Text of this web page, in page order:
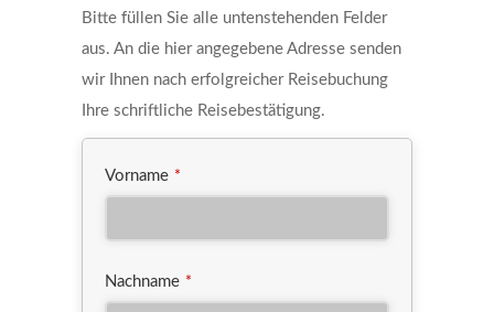
Bitte füllen Sie alle untenstehenden Felder
aus. An die hier angegebene Adresse senden
wir Ihnen nach erfolgreicher Reisebuchung
Ihre schriftliche Reisebestätigung.
Vorname *
Nachname *